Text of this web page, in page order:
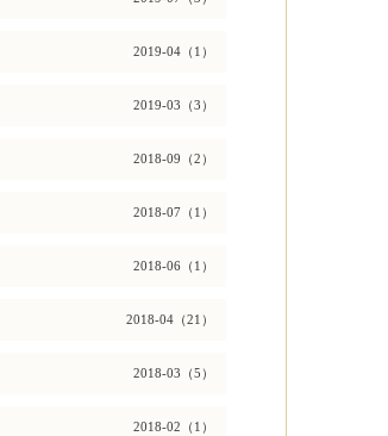
2019-04（1）
2019-03（3）
2018-09（2）
2018-07（1）
2018-06（1）
2018-04（21）
2018-03（5）
2018-02（1）